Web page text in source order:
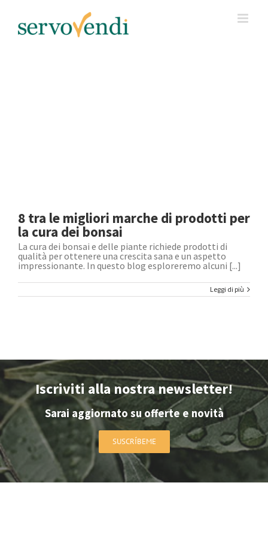
contenuto
8 tra le migliori marche di prodotti per
la cura dei bonsai
La cura dei bonsai e delle piante richiede prodotti di
qualità per ottenere una crescita sana e un aspetto
impressionante. In questo blog esploreremo alcuni [...]
Leggi di più
Iscriviti alla nostra newsletter!
Sarai aggiornato su offerte e novità
SUSCRÍBEME